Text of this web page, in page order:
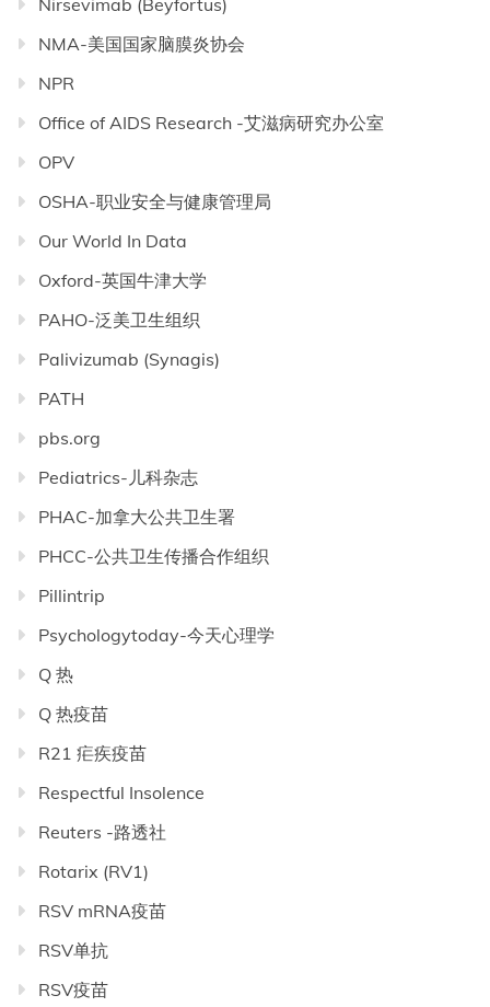
Nirsevimab (Beyfortus)
NMA-美国国家脑膜炎协会
NPR
Office of AIDS Research -艾滋病研究办公室
OPV
OSHA-职业安全与健康管理局
Our World In Data
Oxford-英国牛津大学
PAHO-泛美卫生组织
Palivizumab (Synagis)
PATH
pbs.org
Pediatrics-儿科杂志
PHAC-加拿大公共卫生署
PHCC-公共卫生传播合作组织
Pillintrip
Psychologytoday-今天心理学
Q 热
Q 热疫苗
R21 疟疾疫苗
Respectful Insolence
Reuters -路透社
Rotarix (RV1)
RSV mRNA疫苗
RSV单抗
RSV疫苗